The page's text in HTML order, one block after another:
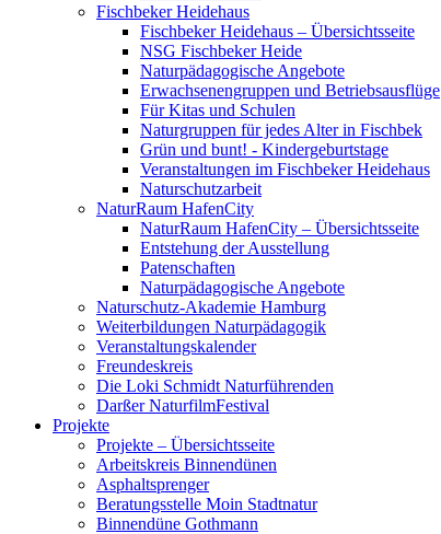
Fischbeker Heidehaus
Fischbeker Heidehaus – Übersichtsseite
NSG Fischbeker Heide
Naturpädagogische Angebote
Erwachsenengruppen und Betriebsausflüge
Für Kitas und Schulen
Naturgruppen für jedes Alter in Fischbek
Grün und bunt! - Kindergeburtstage
Veranstaltungen im Fischbeker Heidehaus
Naturschutzarbeit
NaturRaum HafenCity
NaturRaum HafenCity – Übersichtsseite
Entstehung der Ausstellung
Patenschaften
Naturpädagogische Angebote
Naturschutz-Akademie Hamburg
Weiterbildungen Naturpädagogik
Veranstaltungskalender
Freundeskreis
Die Loki Schmidt Naturführenden
Darßer NaturfilmFestival
Projekte
Projekte – Übersichtsseite
Arbeitskreis Binnendünen
Asphaltsprenger
Beratungsstelle Moin Stadtnatur
Binnendüne Gothmann